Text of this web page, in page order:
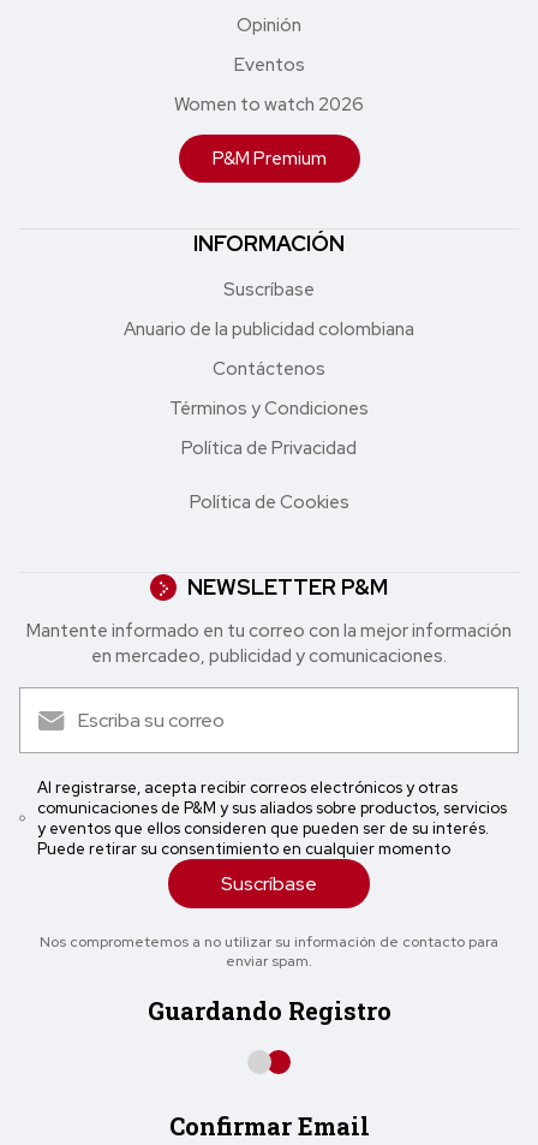
Opinión
Eventos
Women to watch 2026
P&M Premium
INFORMACIÓN
Suscríbase
Anuario de la publicidad colombiana
Contáctenos
Términos y Condiciones
Política de Privacidad
Política de Cookies
NEWSLETTER P&M
Mantente informado en tu correo con la mejor in formación
en mercadeo, publicidad y comunicaciones.
Al registrarse, acepta recibir correos electrónicos y otras
comunicaciones de P&M y sus aliados sobre productos, servicios
y eventos que ellos consideren que pueden ser de su interés.
Puede retirar su consentimiento en cualquier momento
Suscríbase
Nos comprometemos a no utilizar su información de contacto para
enviar spam.
Guardando Registro
Confirmar Email